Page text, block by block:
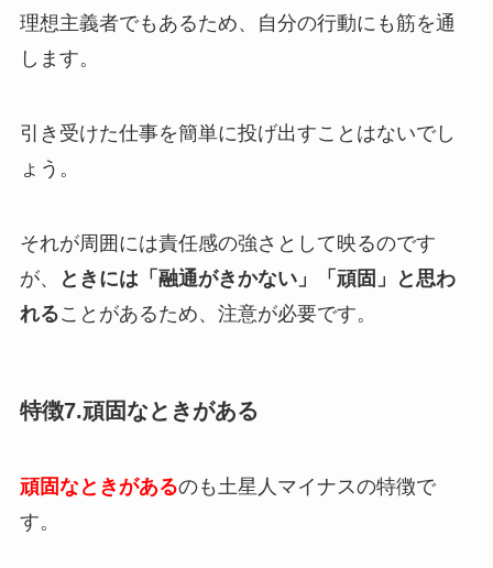
理想主義者でもあるため、自分の行動にも筋を通
します。
引き受けた仕事を簡単に投げ出すことはないでし
ょう。
それが周囲には責任感の強さとして映るのです
が、
ときには「融通がきかない」「頑固」と思わ
れることがあるため、注意が必要です。
特徴7.頑固なときがある
頑固なときがあるのも土星人マイナスの特徴で
す。